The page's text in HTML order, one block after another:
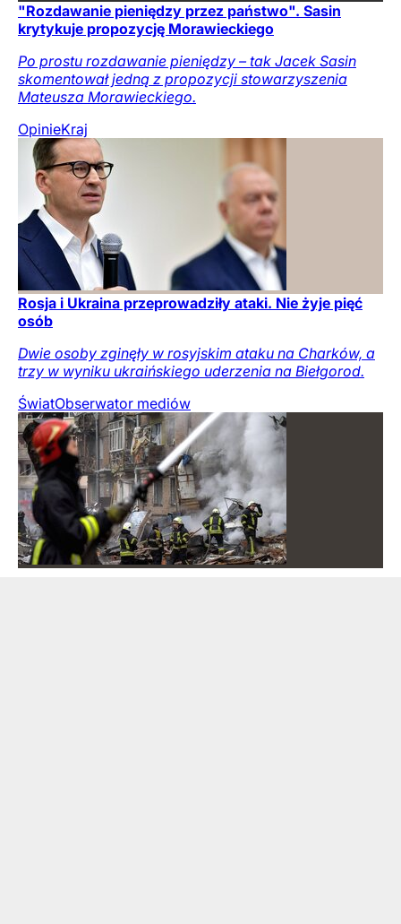
"Rozdawanie pieniędzy przez państwo". Sasin
krytykuje propozycję Morawieckiego
Po prostu rozdawanie pieniędzy – tak Jacek Sasin
skomentował jedną z propozycji stowarzyszenia
Mateusza Morawieckiego.
OpinieKraj
Rosja i Ukraina przeprowadziły ataki. Nie żyje pięć
osób
Dwie osoby zginęły w rosyjskim ataku na Charków, a
trzy w wyniku ukraińskiego uderzenia na Biełgorod.
ŚwiatObserwator mediów